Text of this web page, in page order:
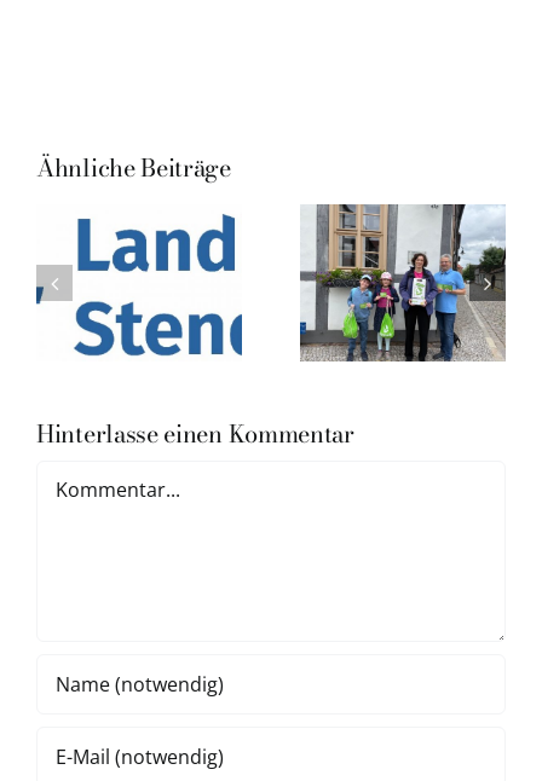
Ähnliche Beiträge
Hinterlasse einen Kommentar
Kommentar